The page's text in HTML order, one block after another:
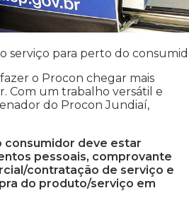
serviço para perto do
fazer o Procon chegar mais
Com um trabalho versátil e
do Procon Jundiaí,
consumidor deve estar
pessoais, comprovante
contratação de serviço e
do produto/serviço em